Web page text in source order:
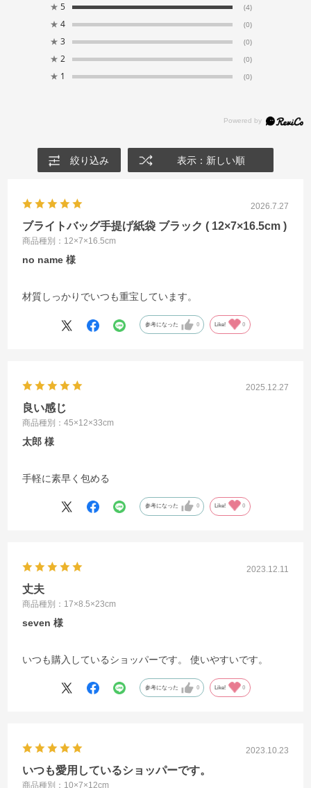
★ 5 (4)
★ 4 (0)
★ 3 (0)
★ 2 (0)
★ 1 (0)
絞り込み 表示：新しい順
2026.7.27
ブライトバッグ手提げ紙袋 ブラック ( 12×7×16.5cm )
商品種別：12×7×16.5cm
no name
材質しっかりでいつも重宝しています。
参考になった 0 Like! 0
2025.12.27
良い感じ
商品種別：45×12×33cm
太郎
手軽に素早く包める
参考になった 0 Like! 0
2023.12.11
丈夫
商品種別：17×8.5×23cm
seven
いつも購入しているショッパーです。 使いやすいです。
参考になった 0 Like! 0
2023.10.23
いつも愛用しているショッパーです。
商品種別：10×7×12cm